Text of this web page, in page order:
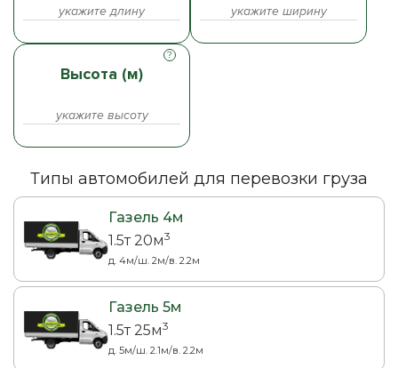
Высота (м)
Типы автомобилей для перевозки груза
Газель 4м
1.5т 20м3
д. 4м/ш. 2м/в. 2.2м
Газель 5м
1.5т 25м3
д. 5м/ш. 2.1м/в. 2.2м